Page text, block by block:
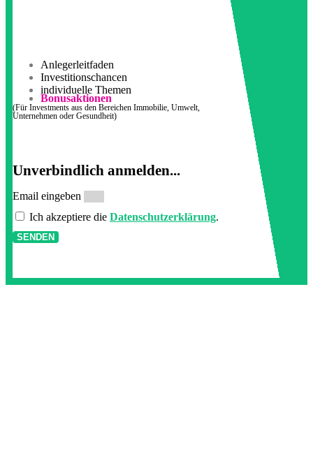
Anlegerleitfaden
Investitionschancen
individuelle Themen
Bonusaktionen
(Für Investments aus den Bereichen Immobilie, Umwelt,
Unternehmen oder Gesundheit)
Unverbindlich anmelden...
Email eingeben
Ich akzeptiere die Datenschutzerklärung.
SENDEN